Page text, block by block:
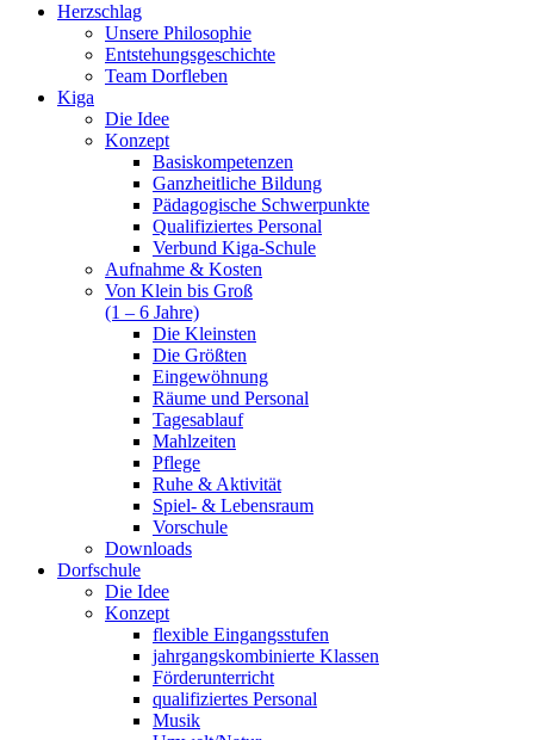
Herzschlag
Unsere Philosophie
Entstehungsgeschichte
Team Dorfleben
Kiga
Die Idee
Konzept
Basiskompetenzen
Ganzheitliche Bildung
Pädagogische Schwerpunkte
Qualifiziertes Personal
Verbund Kiga-Schule
Aufnahme & Kosten
Von Klein bis Groß
(1 – 6 Jahre)
Die Kleinsten
Die Größten
Eingewöhnung
Räume und Personal
Tagesablauf
Mahlzeiten
Pflege
Ruhe & Aktivität
Spiel- & Lebensraum
Vorschule
Downloads
Dorfschule
Die Idee
Konzept
flexible Eingangsstufen
jahrgangskombinierte Klassen
Förderunterricht
qualifiziertes Personal
Musik